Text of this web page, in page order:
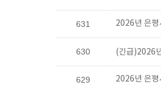
631 2026년 은평
630 (긴급)2026
629 2026년 은평